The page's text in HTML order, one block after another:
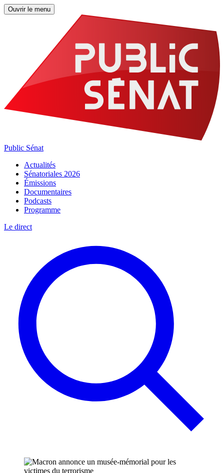
Ouvrir le menu
Public Sénat
Actualités
Sénatoriales 2026
Émissions
Documentaires
Podcasts
Programme
Le direct